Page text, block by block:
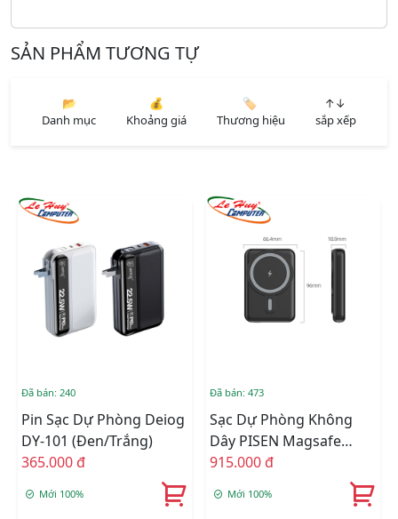
SẢN PHẨM TƯƠNG TỰ
📂
Danh mục
💰
Khoảng giá
🏷️
Thương hiệu
↑↓
sắp xếp
Đã bán: 240
Pin Sạc Dự Phòng Deiog
DY-101 (Đen/Trắng)
365.000 đ
Mới 100%
Đã bán: 473
Sạc Dự Phòng Không
Dây PISEN Magsafe
PD238C-1 10000mAh
915.000 đ
Mới 100%